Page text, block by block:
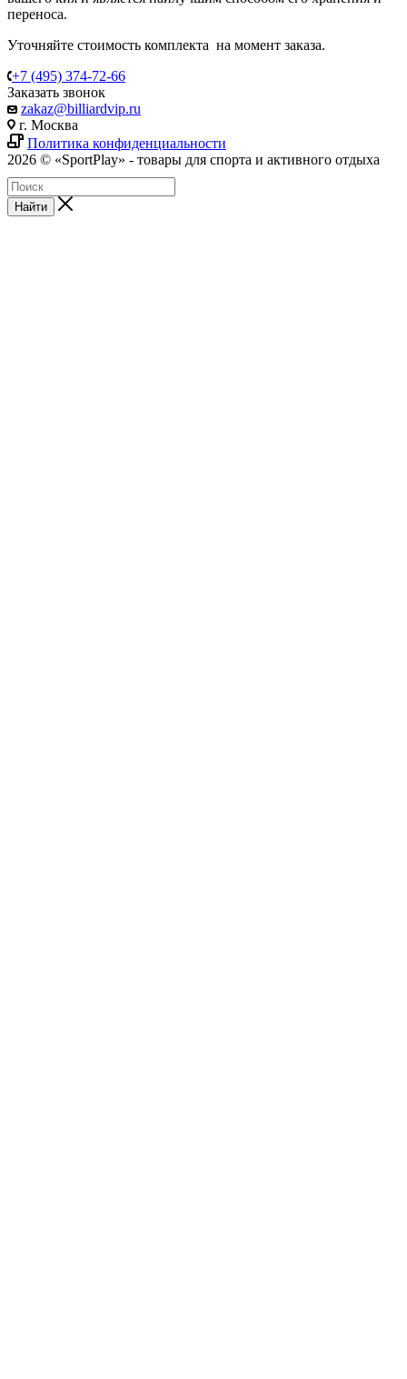
переноса.
Уточняйте стоимость комплекта на момент заказа.
+7 (495) 374-72-66
Заказать звонок
zakaz@billiardvip.ru
г. Москва
Политика конфиденциальности
2026 © «SportPlay» - товары для спорта и активного отдыха
Найти